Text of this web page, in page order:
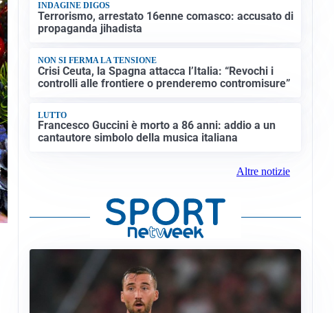
INDAGINE DIGOS
Terrorismo, arrestato 16enne comasco: accusato di
propaganda jihadista
NON SI FERMA LA TENSIONE
Crisi Ceuta, la Spagna attacca l’Italia: “Revochi i
controlli alle frontiere o prenderemo contromisure”
LUTTO
Francesco Guccini è morto a 86 anni: addio a un
cantautore simbolo della musica italiana
Altre notizie